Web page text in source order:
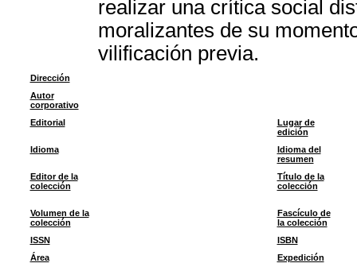
realizar una crítica social
moralizantes de su
vilificación previa.
Dirección
Autor
corporativo
Editorial
Lugar de
edición
Idioma
Idioma del
resumen
Editor de la
colección
Título de la
colección
Volumen de la
colección
Fascículo de
la colección
ISSN
ISBN
Área
Expedición